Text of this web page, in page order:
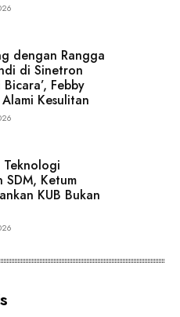
dengan Rangga
di Sinetron
Febby
Kesulitan
Teknologi
SDM, Ketum
KUB Bukan